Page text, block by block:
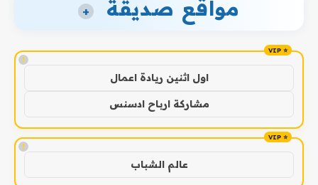
مواقع صديقة +
!
اول اثنين ريادة اعمال
مشاركة ارباح ادسنس
!
عالم الشباب